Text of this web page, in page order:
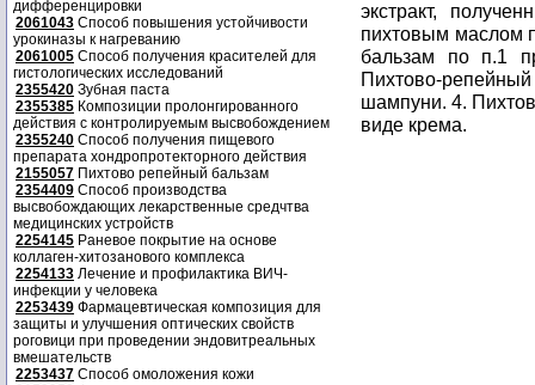
дифференцировки
2061043 Способ повышения устойчивости
урокиназы к нагреванию
2061005 Способ получения красителей для
гистологических исследований
2355420 Зубная паста
2355385 Композиции пролонгированного
действия с контролируемым высвобождением
2355240 Способ получения пищевого
препарата хондропротекторного действия
2155057 Пихтово репейный бальзам
2354409 Способ производства
высвобождающих лекарственные средчтва
медицинских устройств
2254145 Раневое покрытие на основе
коллаген-хитозанового комплекса
2254133 Лечение и профилактика ВИЧ-
инфекции у человека
2253439 Фармацевтическая композиция для
защиты и улучшения оптических свойств
роговици при проведении эндовитреальных
вмешательств
2253437 Способ омоложения кожи
экстракт,
пихтовым маслом
бальзам по п.1
Пихтово-
шампуни. 4.
виде крема.